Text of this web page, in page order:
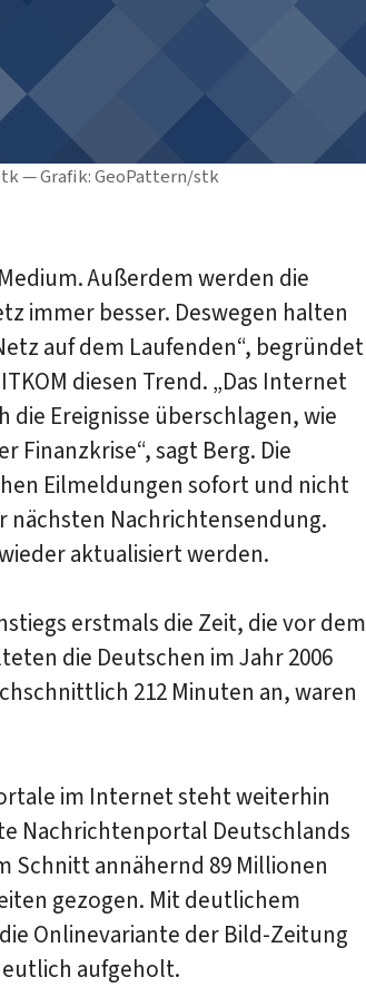
— Grafik: GeoPattern/stk
Außerdem werden die
immer besser. Deswegen halten
auf dem Laufenden“, begründet
diesen Trend. „Das Internet
die Ereignisse überschlagen, wie
Finanzkrise“, sagt Berg. Die
Eilmeldungen sofort und nicht
nächsten Nachrichtensendung.
aktualisiert werden.
erstmals die Zeit, die vor dem
die Deutschen im Jahr 2006
212 Minuten an, waren
im Internet steht weiterhin
Nachrichtenportal Deutschlands
Schnitt annähernd 89 Millionen
gezogen. Mit deutlichem
Onlinevariante der Bild-Zeitung
aufgeholt.